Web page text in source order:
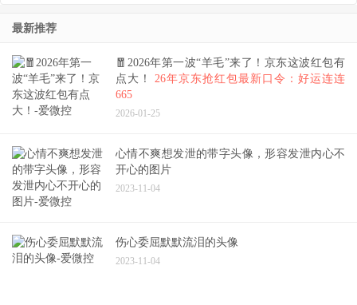
最新推荐
🧧2026年第一波“羊毛”来了！京东这波红包有
点大！ 26年京东抢红包最新口令：好运连连
665
2026-01-25
心情不爽想发泄的带字头像，形容发泄内心不
开心的图片
2023-11-04
伤心委屈默默流泪的头像
2023-11-04